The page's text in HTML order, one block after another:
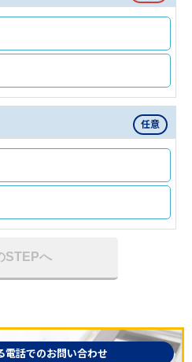
任意
STEPへ
電話でのお問い合わせ